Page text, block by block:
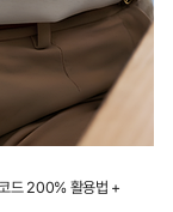
드 200% 활용법 +